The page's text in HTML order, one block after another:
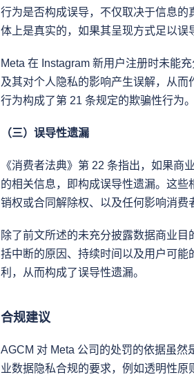
行为是否构成误导，不仅取决于信息
体上是真实的，如果其呈现方式足以误
Meta 在 Instagram 新用户注册时未能
及其对个人隐私的影响产生误解，从
行为构成了第 21 条规定的欺骗性行为。
（三）误导性遗漏
《消费者法典》第 22 条指出，如果
的相关信息，即构成误导性遗漏。这
销权或合同解除权、以及任何影响消费
除了前文所述的未充分披露数据商业
括中断的原因、持续时间以及用户可
利，从而构成了误导性遗漏。
合规建议
AGCM 对 Meta 公司的处罚的依据虽
业数据隐私合规的要求，例如透明性